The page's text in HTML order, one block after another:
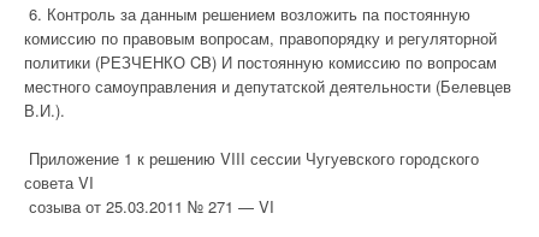
6. Контроль за данным решением возложить па постоянную
комиссию по правовым вопросам, правопорядку и регуляторной
политики (РЕЗЧЕНКО CB) И постоянную комиссию по вопросам
местного самоуправления и депутатской деятельности (Белевцев
В.И.).
Приложение 1 к решению VIII сессии Чугуевского городского
совета VI
созыва от 25.03.2011 № 271 — VI